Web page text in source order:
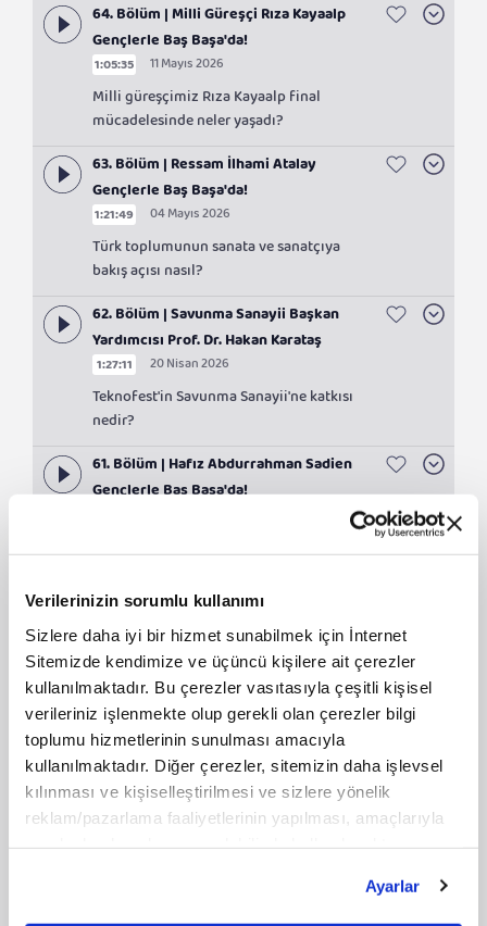
Verilerinizin sorumlu kullanımı
Sizlere daha iyi bir hizmet sunabilmek için İnternet
Sitemizde kendimize ve üçüncü kişilere ait çerezler
kullanılmaktadır. Bu çerezler vasıtasıyla çeşitli kişisel
verileriniz işlenmekte olup gerekli olan çerezler bilgi
toplumu hizmetlerinin sunulması amacıyla
kullanılmaktadır. Diğer çerezler, sitemizin daha işlevsel
kılınması ve kişiselleştirilmesi ve sizlere yönelik
reklam/pazarlama faaliyetlerinin yapılması, amaçlarıyla
belirleyebilirsiniz. Çerezlere ilişkin detaylı bilgi için
Ayarlar butonuna tıklayabilir,Çerez Bilgilendirme
Ayarlar
64. Bölüm | Milli Güreşçi Rıza Kayaalp
Gençlerle Baş Başa'da!
1:05:35 11 Mayıs 2026
Milli güreşçimiz Rıza Kayaalp final
mücadelesinde neler yaşadı?
63. Bölüm | Ressam İlhami Atalay
Gençlerle Baş Başa'da!
1:21:49 04 Mayıs 2026
Türk toplumunun sanata ve sanatçıya
bakış açısı nasıl?
62. Bölüm | Savunma Sanayii Başkan
Yardımcısı Prof. Dr. Hakan Karataş
Gençlerle Baş Başa da!
1:27:11 20 Nisan 2026
Teknofest'in Savunma Sanayii'ne katkısı
nedir?
61. Bölüm | Hafız Abdurrahman Sadien
Gençlerle Baş Başa'da!
Gençler Soruyor Abdurrahman Sadien
60. Bölüm | Enerji ve Tabii Kaynaklar
Bakanı Alparslan Bayraktar Gençlerle
Baş Başa'da!
1:32:12 06 Nisan 2026
Kritik madenler savunma sanayii'nde
dışa bağımlılığı nasıl bitirecek?
59. Bölüm | Prof. Dr. Zeynep
Gemuhluoğlu Gençlerle Baş Başa'da!
1:26:13 17 Şubat 2026
Anlamı kaybetmeden başarıya ulaşmak
58. Bölüm | Prof. Dr. Tahsin Görgün